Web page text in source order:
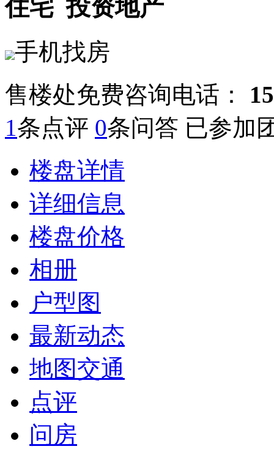
住宅 投资地产
手机找房
售楼处免费咨询电话：
1条点评 0条问答 已参加
楼盘详情
详细信息
楼盘价格
相册
户型图
最新动态
地图交通
点评
问房